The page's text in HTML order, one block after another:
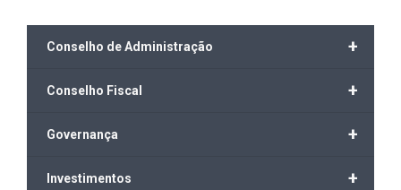
+
Conselho de Administração
+
Conselho Fiscal
+
Governança
+
Investimentos